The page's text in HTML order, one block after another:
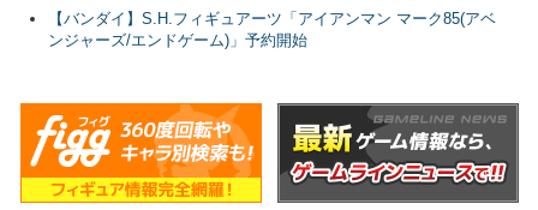
【バンダイ】S.H.フィギュアーツ「アイアンマン マーク85(アベ
ンジャーズ/エンドゲーム)」予約開始